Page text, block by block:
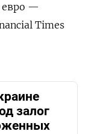
евро —
Times
залог